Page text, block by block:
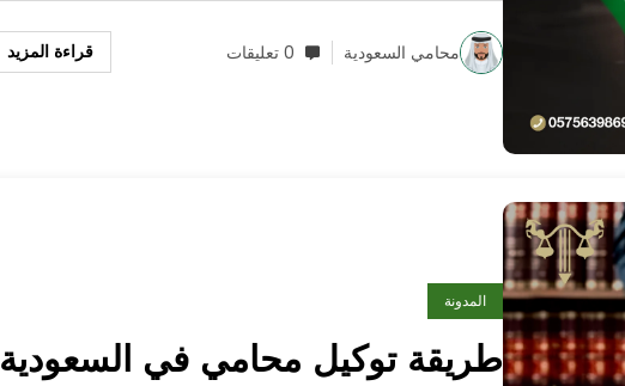
محامي السعودية 0 تعليقات قراءة المزيد
المدونة
طريقة توكيل محامي في السعودية